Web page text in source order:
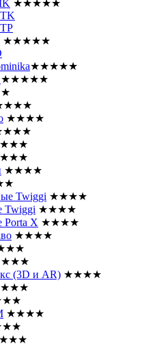
★★★★★
★★★★★
★★★★★
★★★★★
★★★★
★★★★
Twiggi ★★★★
Twiggi ★★★★
Porta X ★★★★
★★★★
(3D и AR) ★★★★
★★★★